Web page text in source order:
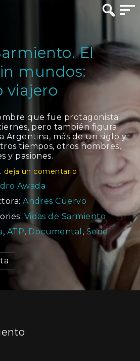
El
mundos:
viajero
que fue protagonista
pero también figura
Argentina, más de un siglo y
tiempos, otros hombres,
y pasiones.
deja un comentario
Awada
Andres Cuervo
Vidas de Sarmiento
, ATP, Documental , Serie